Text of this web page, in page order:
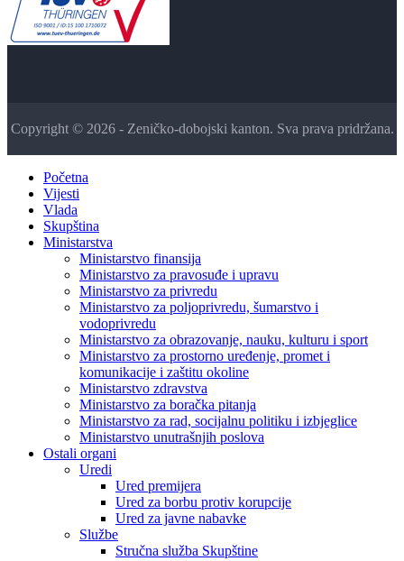
Copyright © 2026 - Zeničko-dobojski kanton. Sva prava pridržana.
Početna
Vijesti
Vlada
Skupština
Ministarstva
Ministarstvo finansija
Ministarstvo za pravosuđe i upravu
Ministarstvo za privredu
Ministarstvo za poljoprivredu, šumarstvo i
vodoprivredu
Ministarstvo za obrazovanje, nauku, kulturu i sport
Ministarstvo za prostorno uređenje, promet i
komunikacije i zaštitu okoline
Ministarstvo zdravstva
Ministarstvo za boračka pitanja
Ministarstvo za rad, socijalnu politiku i izbjeglice
Ministarstvo unutrašnjih poslova
Ostali organi
Uredi
Ured premijera
Ured za borbu protiv korupcije
Ured za javne nabavke
Službe
Stručna služba Skupštine